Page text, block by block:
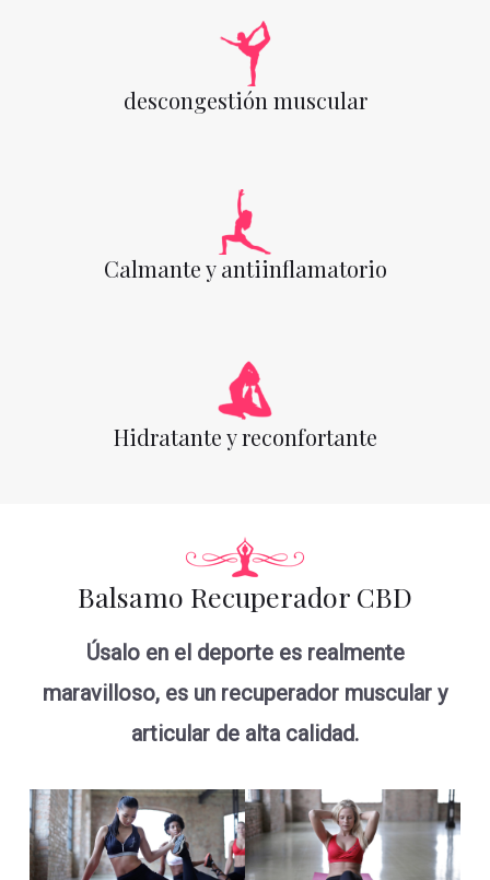
descongestión muscular
Calmante y antiinflamatorio
Hidratante y reconfortante
Balsamo Recuperador CBD
Úsalo en el deporte es realmente
maravilloso, es un recuperador muscular y
articular de alta calidad.